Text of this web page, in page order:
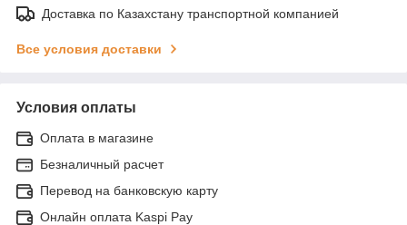
Доставка по Казахстану транспортной компанией
Все условия доставки
Условия оплаты
Оплата в магазине
Безналичный расчет
Перевод на банковскую карту
Онлайн оплата Kaspi Pay